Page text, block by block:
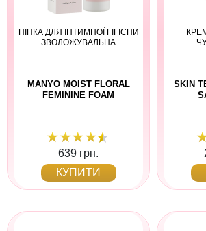
ПІНКА ДЛЯ ІНТИМНОЇ ГІГІЄНИ
ЗВОЛОЖУВАЛЬНА
MANYO MOIST FLORAL
FEMININE FOAM
639 грн.
КУПИТИ
SKIN